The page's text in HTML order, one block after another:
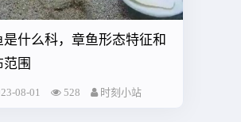
是什么科，章鱼形态特征和
范围
08-01 528 时刻小站